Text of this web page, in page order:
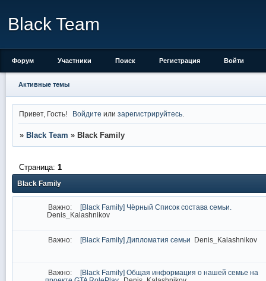
Black Team
Форум Участники Поиск Регистрация Войти
Активные темы
Привет, Гость! Войдите илизарегистрируйтесь
» Black Team » Black Family
Black Family
Страница:1
Важно:
[Black Family] Чёрный Список состава семьи.
Denis_Kalashnikov
Важно: [Black Family] Дипломатия семьи Denis_Kalashnikov
Важно:
[Black Family] Общая информация о нашей семье на